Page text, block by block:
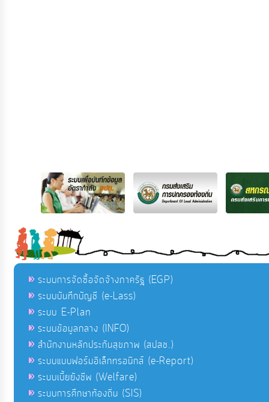
ระบบการจัดซื้อจัดจ้างภาครัฐ (EGP)
ระบบบันทึกบัญชี (e-Lass)
ระบบ E-Plan
ระบบข้อมูลกลาง (INFO)
สำนักงานหลักประกันสุขภาพ (สปสช.)
ระบบแบบฟอร์มอิเล็กทรอนิกส์ (e-Report)
ระบบเบี้ยยังชีพ (Welfare)
ระบบการศึกษาท้องถิ่น (SIS)